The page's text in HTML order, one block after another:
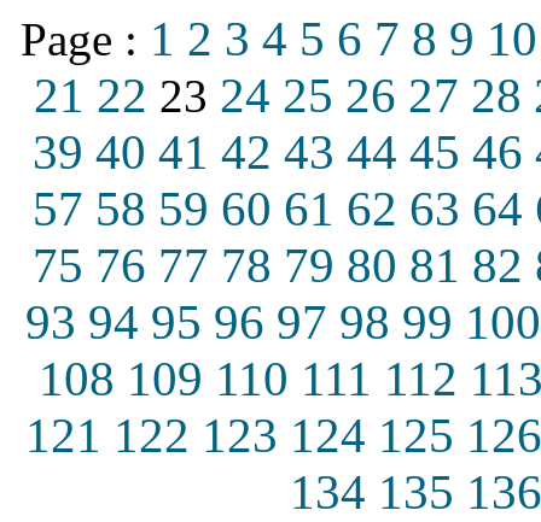
Page : 1 2 3 4 5 6 7 8 9 10
21 22 23 24 25 26 27 28
39 40 41 42 43 44 45 46
57 58 59 60 61 62 63 64
75 76 77 78 79 80 81 82
93 94 95 96 97 98 99 100
108 109 110 111 112
121 122 123 124 125 126
134 135 136